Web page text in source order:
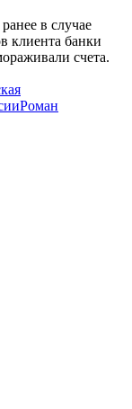
в случае
клиента банки
счета.
Роман